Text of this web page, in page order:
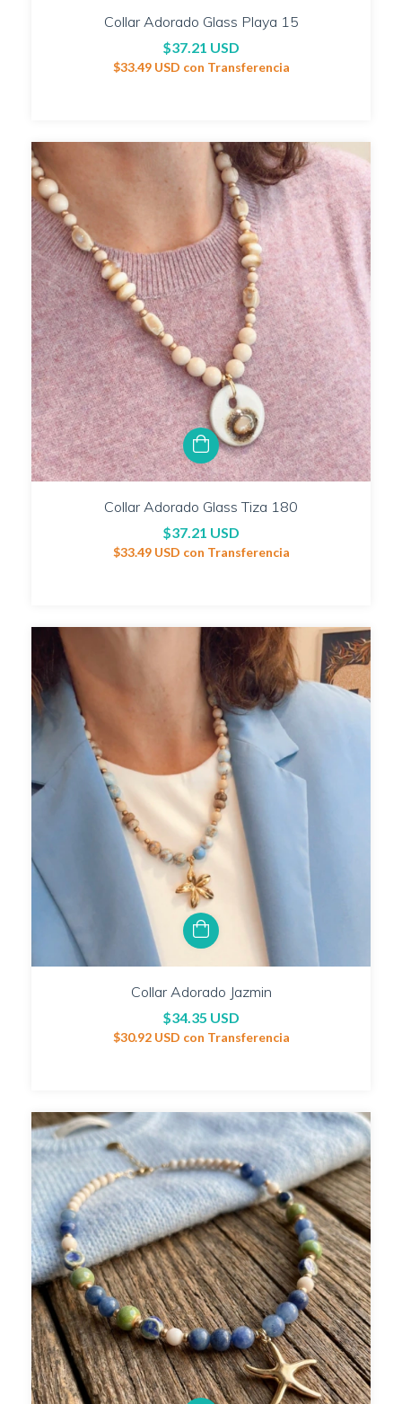
Collar Adorado Glass Playa 15
$37.21 USD
$33.49 USD con Transferencia
Collar Adorado Glass Tiza 180
$37.21 USD
$33.49 USD con Transferencia
Collar Adorado Jazmin
$34.35 USD
$30.92 USD con Transferencia